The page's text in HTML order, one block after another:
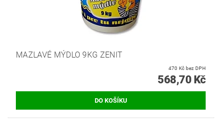
MAZLAVÉ MÝDLO 9KG ZENIT
470 Kč bez DPH
568,70 Kč